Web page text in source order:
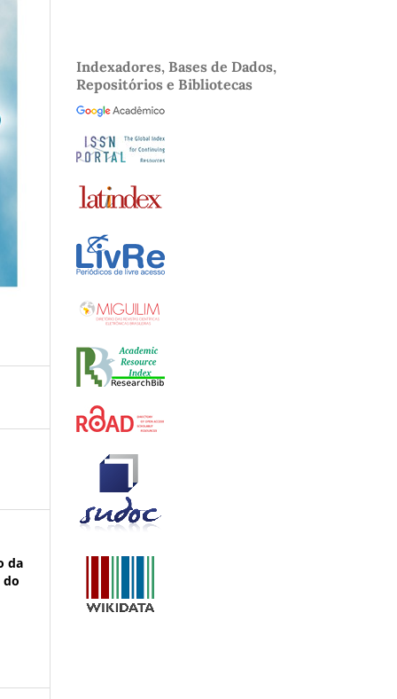
da
do
Indexadores, Bases de Dados,
Repositórios e Bibliotecas